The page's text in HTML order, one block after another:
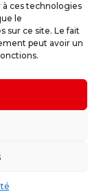
à ces technologies
le
sur ce site. Le fait
peut avoir un